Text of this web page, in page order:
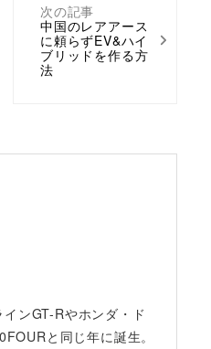
次の記事
中国のレアアース
に頼らずEV&ハイ
ブリッドを作る方
法
インGT-Rやホンダ・ド
と同じ年に誕生。